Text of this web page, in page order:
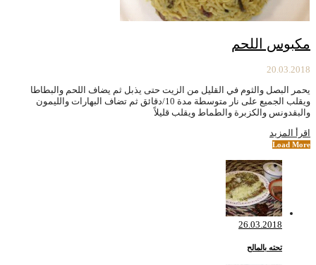
مكبوس اللحم
20.03.2018
يحمر البصل والثوم في القليل من الزيت حتى يذبل ثم يضاف اللحم والبطاطا
ويقلب الجميع على نار متوسطة مدة 10/دقائق ثم تضاف البهارات والليمون
والبقدونس والكزبرة والطماط ويقلب قليلاً
اقرأ المزيد
Load More
26.03.2018
تحته بالمالح